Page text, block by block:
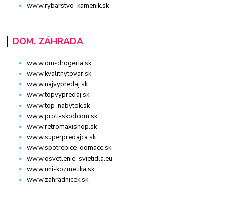
www.rybarstvo-kamenik.sk
DOM, ZÁHRADA
www.dm-drogeria.sk
www.kvalitnytovar.sk
www.najvypredaj.sk
www.topvypredaj.sk
www.top-nabytok.sk
www.proti-skodcom.sk
www.retromaxishop.sk
www.superpredajca.sk
www.spotrebice-domace.sk
www.osvetlenie-svietidla.eu
www.uni-kozmetika.sk
www.zahradnicek.sk